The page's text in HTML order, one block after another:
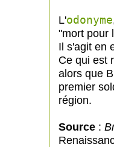
L'odonyme
"mort pour
Il s'agit en
Ce qui est
alors que
premier
région.
Source :